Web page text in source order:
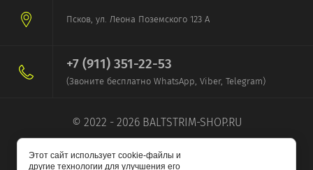
Псков, ул. Леона Поземского 123 А
+7 (911) 351-22-53
(Звоните бесплатно WhatsApp, Viber, Telegram)
© 2022 - 2026 BALTSTRIM-SHOP.RU
Этот сайт использует cookie-файлы и
другие технологии для улучшения его